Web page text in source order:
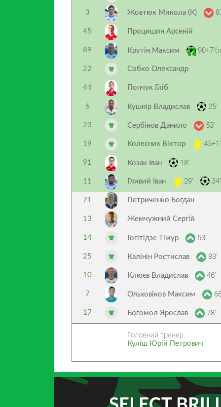
3 Жовтюк Микола (К)
45 Процишин Арсеній
89 Крутін Максим
22 Собко Олександр
44 Попчук Гліб
6 Кушнір Владислав 25’
23 Сербінов Данило 53’
19 Колесник Віктор 45+1’
91 Козак Іван 18’
11 Гливий Іван 29’ 34’
71 Петриченко Богдан
13 Жемчужний Сергій
14 Гогітідзе Тімур 53’
25 Калінін Ростислав 83’
10 Клюєв Владислав 46’
7 Ольховіков Максим
17 Богомол Ярослав 78’
Головний тренер:
Куліш Юрій Петрович